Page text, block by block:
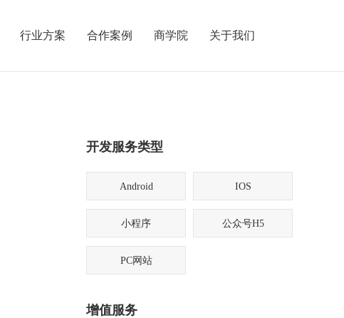
行业方案 合作案例 商学院 关于我们
开发服务类型
Android IOS
小程序 公众号H5
PC网站
增值服务